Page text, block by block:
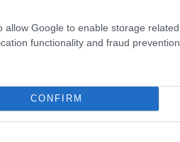
allow Google to enable storage
functionality and fraud
CONFIRM